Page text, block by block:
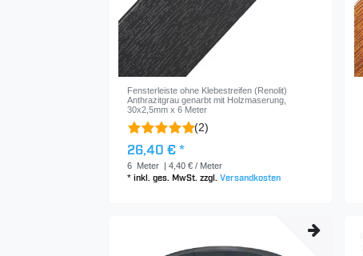
Fensterleiste ohne Klebestreifen (Renolit)
Anthrazitgrau genarbt mit Holzmaserung,
30x2,5mm x 6 Meter
(2)
26,40 € *
6 Meter | 4,40 € / Meter
*inkl. ges. MwSt. zzgl.Versandkosten